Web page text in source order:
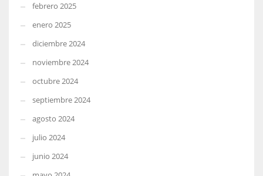
febrero 2025
enero 2025
diciembre 2024
noviembre 2024
octubre 2024
septiembre 2024
agosto 2024
julio 2024
junio 2024